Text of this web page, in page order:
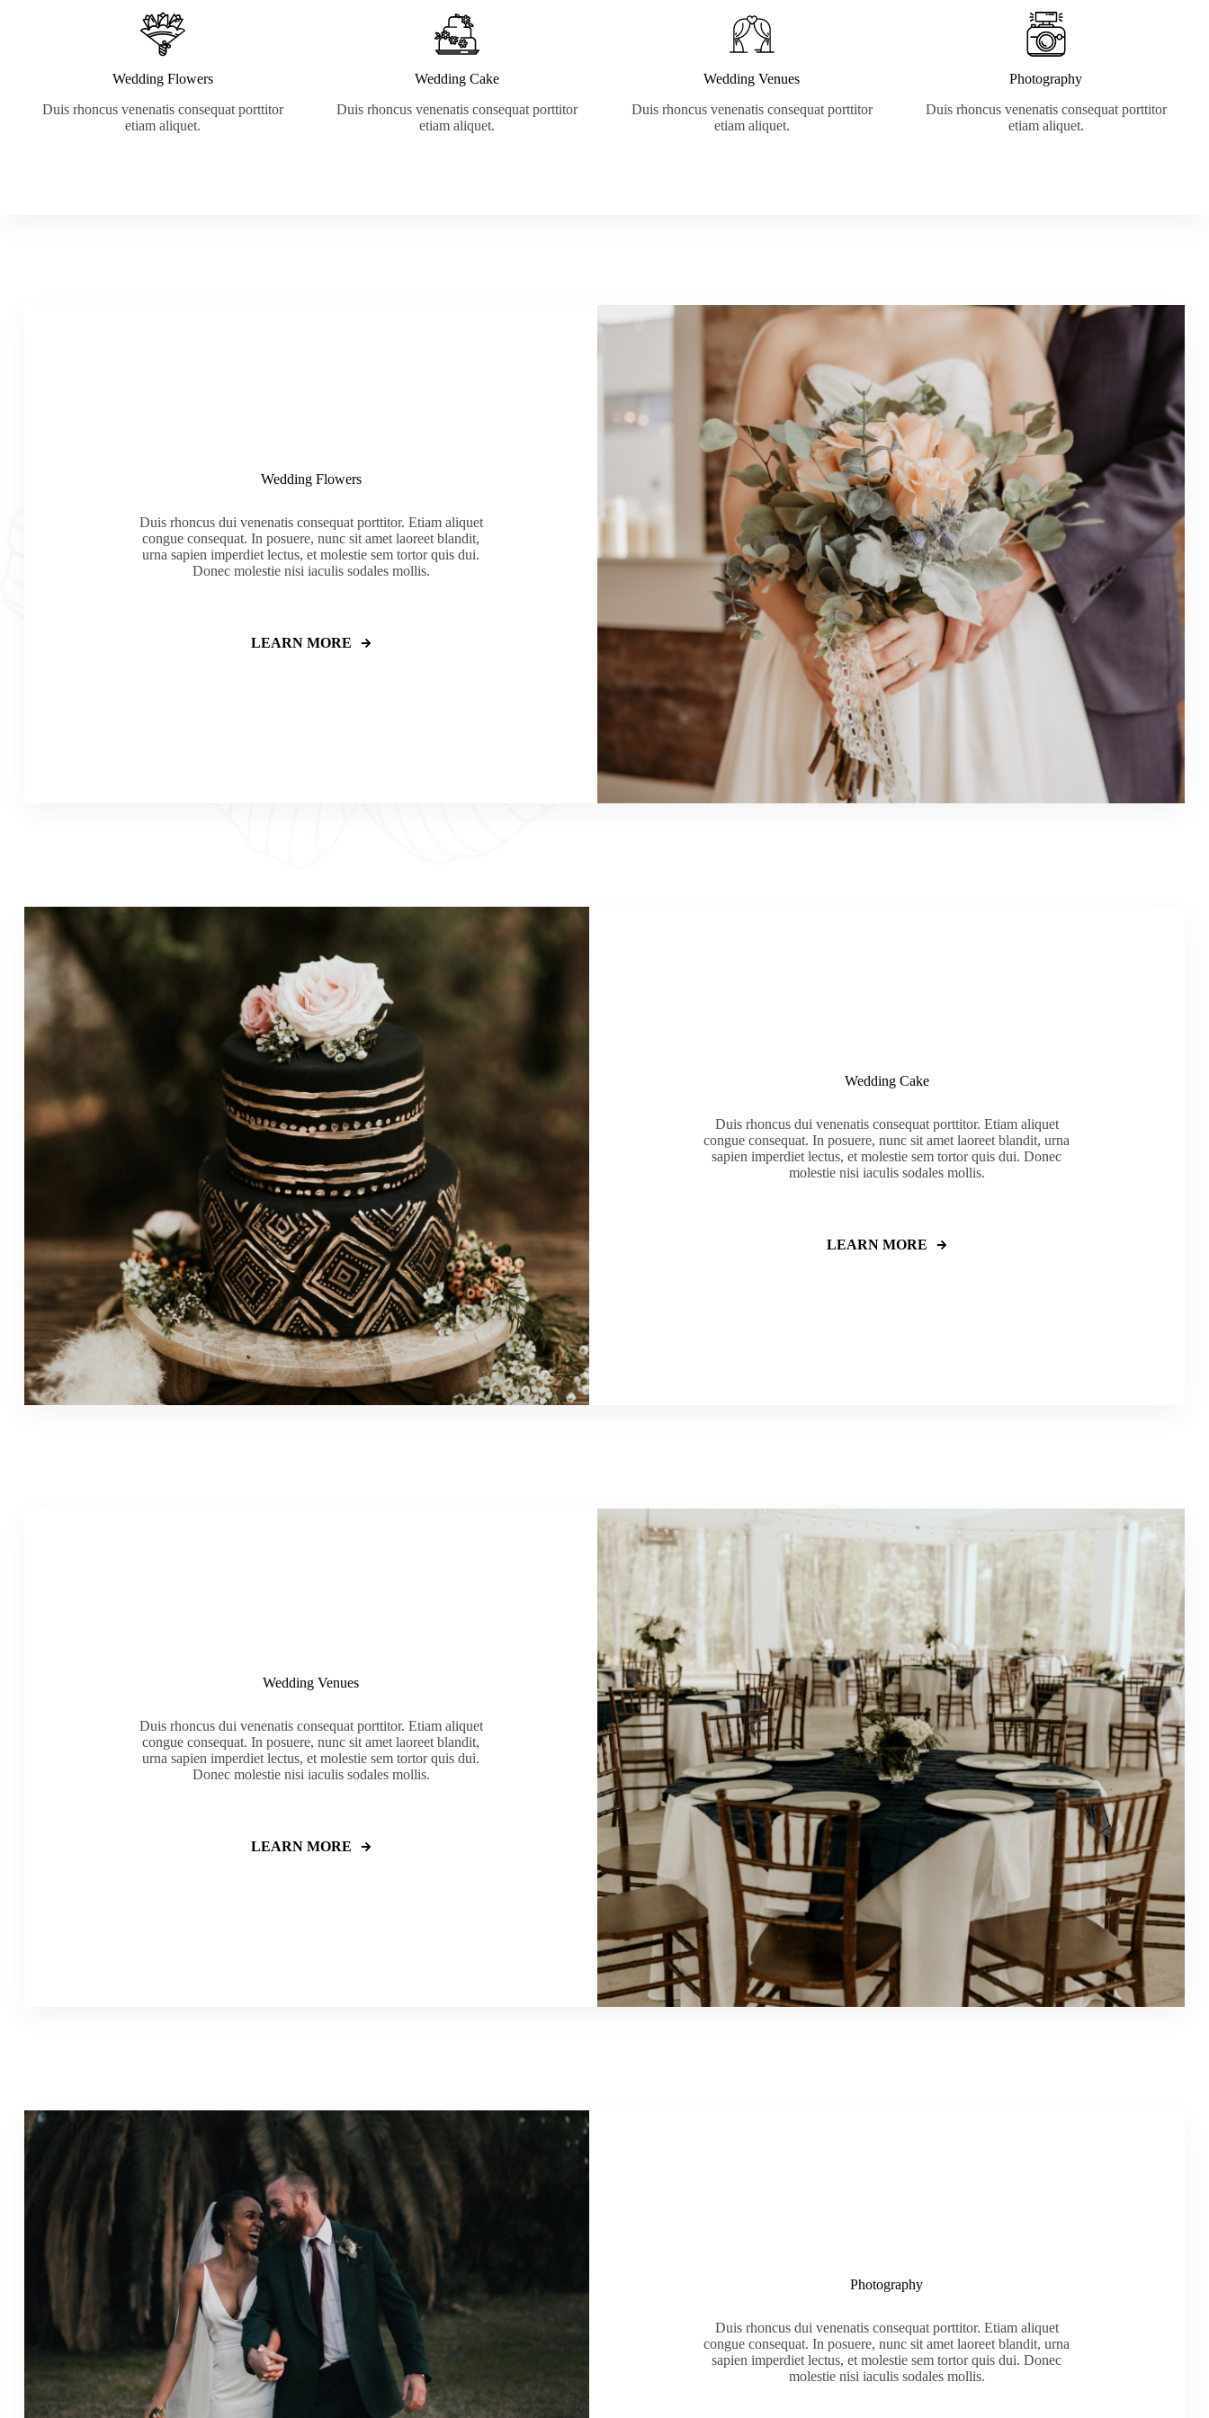
Wedding Flowers
Duis rhoncus venenatis consequat porttitor
etiam aliquet.
Wedding Cake
Duis rhoncus venenatis consequat porttitor
etiam aliquet.
Wedding Venues
Duis rhoncus venenatis consequat porttitor
etiam aliquet.
Photography
Duis rhoncus venenatis consequat porttitor
etiam aliquet.
Wedding Flowers
Duis rhoncus dui venenatis consequat porttitor. Etiam aliquet
congue consequat. In posuere, nunc sit amet laoreet blandit,
urna sapien imperdiet lectus, et molestie sem tortor quis dui.
Donec molestie nisi iaculis sodales mollis.
LEARN MORE
Wedding Cake
Duis rhoncus dui venenatis consequat porttitor. Etiam aliquet
congue consequat. In posuere, nunc sit amet laoreet blandit, urna
sapien imperdiet lectus, et molestie sem tortor quis dui. Donec
molestie nisi iaculis sodales mollis.
LEARN MORE
Wedding Venues
Duis rhoncus dui venenatis consequat porttitor. Etiam aliquet
congue consequat. In posuere, nunc sit amet laoreet blandit,
urna sapien imperdiet lectus, et molestie sem tortor quis dui.
Donec molestie nisi iaculis sodales mollis.
LEARN MORE
Photography
Duis rhoncus dui venenatis consequat porttitor. Etiam aliquet
congue consequat. In posuere, nunc sit amet laoreet blandit, urna
sapien imperdiet lectus, et molestie sem tortor quis dui. Donec
molestie nisi iaculis sodales mollis.